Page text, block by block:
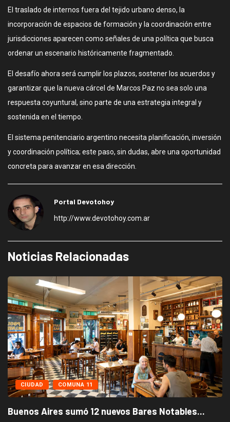
El traslado de internos fuera del tejido urbano denso, la
incorporación de espacios de formación y la coordinación entre
jurisdicciones aparecen como señales de una política que busca
ordenar un escenario históricamente fragmentado.
El desafío ahora será cumplir los plazos, sostener los acuerdos y
garantizar que la nueva cárcel de Marcos Paz no sea solo una
respuesta coyuntural, sino parte de una estrategia integral y
sostenida en el tiempo.
El sistema penitenciario argentino necesita planificación, inversión
y coordinación política; este paso, sin dudas, abre una oportunidad
concreta para avanzar en esa dirección.
Portal Devotohoy
http://www.devotohoy.com.ar
Noticias Relacionadas
CIUDAD COMUNA 11
Buenos Aires sumó 12 nuevos Bares Notables...